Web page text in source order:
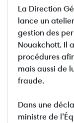
La Direction
lance un
gestion des
Nouakchott. Il
procédures
mais aussi de
fraude.
Dans une
ministre de